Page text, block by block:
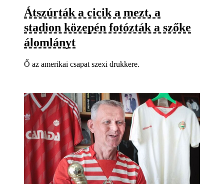
Átszúrták a cicik a mezt, a
stadion közepén fotózták a szőke
álomlányt
Ő az amerikai csapat szexi drukkere.